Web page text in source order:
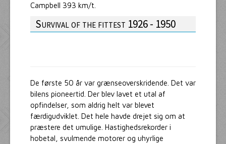
Campbell 393 km/t.
Survival of the fittest 1926 - 1950
De første 50 år var grænseoverskridende. Det var
bilens pioneertid. Der blev lavet et utal af
opfindelser, som aldrig helt var blevet
færdigudviklet. Det hele havde drejet sig om at
præstere det umulige. Hastighedsrekorder i
hobetal, svulmende motorer og uhyrlige